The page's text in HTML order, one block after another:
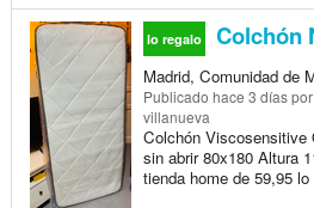
lo regalo Colchón
Madrid, Comunidad de
Publicado hace 3 díaspor
villanueva
Colchón Viscosensitive
sin abrir 80x180 Altura
tienda home de 59,95 lo